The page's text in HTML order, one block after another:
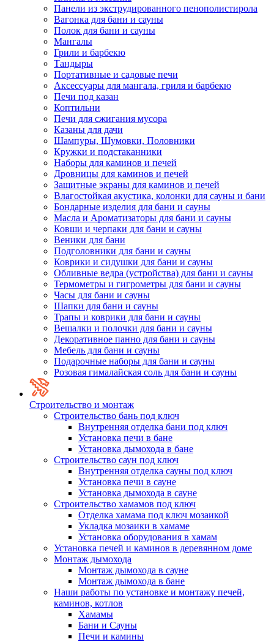
Панели из экструдированного пенополистирола
Вагонка для бани и сауны
Полок для бани и сауны
Мангалы
Грили и барбекю
Тандыры
Портативные и садовые печи
Аксессуары для мангала, гриля и барбекю
Печи под казан
Коптильни
Печи для сжигания мусора
Казаны для дачи
Шампуры, Шумовки, Половники
Кружки и подстаканники
Наборы для каминов и печей
Дровницы для каминов и печей
Защитные экраны для каминов и печей
Влагостойкая акустика, колонки для сауны и бани
Бондарные изделия для бани и сауны
Масла и Ароматизаторы для бани и сауны
Ковши и черпаки для бани и сауны
Веники для бани
Подголовники для бани и сауны
Коврики и сидушки для бани и сауны
Обливные ведра (устройства) для бани и сауны
Термометры и гигрометры для бани и сауны
Часы для бани и сауны
Шапки для бани и сауны
Трапы и коврики для бани и сауны
Вешалки и полочки для бани и сауны
Декоративное панно для бани и сауны
Мебель для бани и сауны
Подарочные наборы для бани и сауны
Розовая гималайская соль для бани и сауны
Строительство и монтаж
Строительство бань под ключ
Внутренняя отделка бани под ключ
Установка печи в бане
Установка дымохода в бане
Строительство саун под ключ
Внутренняя отделка сауны под ключ
Установка печи в сауне
Установка дымохода в сауне
Строительство хамамов под ключ
Отделка хамама под ключ мозаикой
Укладка мозаики в хамаме
Установка оборудования в хамам
Установка печей и каминов в деревянном доме
Монтаж дымохода
Монтаж дымохода в сауне
Монтаж дымохода в бане
Наши работы по установке и монтажу печей,
каминов, котлов
Хамамы
Бани и Сауны
Печи и камины